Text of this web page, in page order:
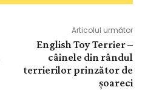
Articolul următor
English Toy Terrier –
câinele din rândul
terrierilor prinzător de
șoareci